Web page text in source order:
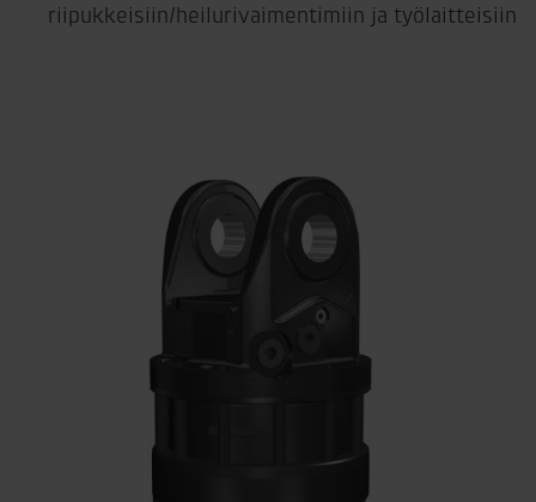
riipukkeisiin/heilurivaimentimiin ja työlaitteisiin